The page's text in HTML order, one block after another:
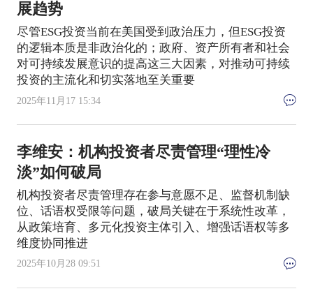
展趋势
尽管ESG投资当前在美国受到政治压力，但ESG投资
的逻辑本质是非政治化的；政府、资产所有者和社会
对可持续发展意识的提高这三大因素，对推动可持续
投资的主流化和切实落地至关重要
2025年11月17 15:34
李维安：机构投资者尽责管理“理性冷
淡”如何破局
机构投资者尽责管理存在参与意愿不足、监督机制缺
位、话语权受限等问题，破局关键在于系统性改革，
从政策培育、多元化投资主体引入、增强话语权等多
维度协同推进
2025年10月28 09:51